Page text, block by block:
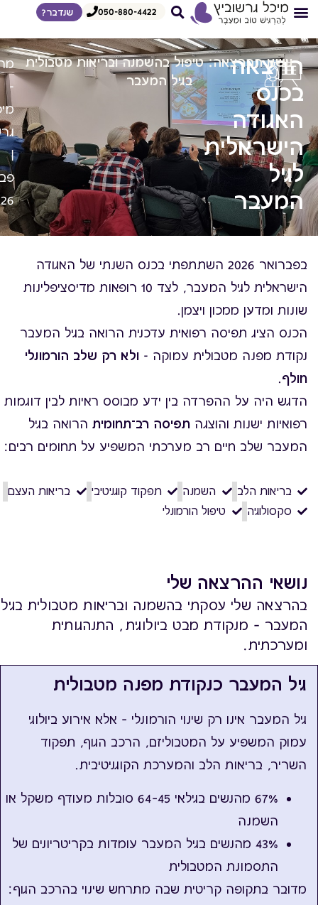
050-880-4422 שנדבר?
הרצאה
בכנס
האגודה
הישראלית
לגיל
המעבר
נושא ההרצאה: טיפול בהשמנה ובריאות מטבולית
בגיל המעבר
-
|
בפברואר 2026 השתתפתי בכנס השנתי של האגודה
הישראלית לגיל המעבר, לצד 10 רופאות מדיסציפלינות
שונות ומדען ממכון ויצמן.
הכנס הציג תפיסה רפואית עדכנית הרואה בגיל המעבר
נקודת מפנה מטבולית עמוקה - ולא רק שלב הורמונלי
חולף.
הדגש היה על ההפרדה בין ידע מבוסס ראיות לבין דוגמות
רפואיות ישנות והוצגה תפיסה רב־תחומית הרואה בגיל
המעבר שלב חיים רב מערכתי המשפיע על תחומים רבים:
בריאות הלב השמנה תפקוד קוגניטיבי
בריאות העצם
סקסולוגיה
טיפול הורמונלי
נושאי ההרצאה שלי
בהרצאה שלי עסקתי בהשמנה ובריאות מטבולית בגיל
המעבר – מנקודת מבט ביולוגית, התנהגותית
ומערכתית.
גיל המעבר כנקודת מפנה מטבולית
גיל המעבר אינו רק שינוי הורמונלי – אלא אירוע ביולוגי
עמוק המשפיע על המטבוליזם, הרכב הגוף, תפקוד
השריר, בריאות הלב והמערכת הקוגניטיבית.
67% מהנשים בגילאי 45–64 סובלות מעודף משקל או
השמנה
43% מהנשים בגיל המעבר עומדות בקריטריונים של
התסמונת המטבולית
מדובר בתקופה קריטית שבה מתרחש שינוי בהרכב הגוף: